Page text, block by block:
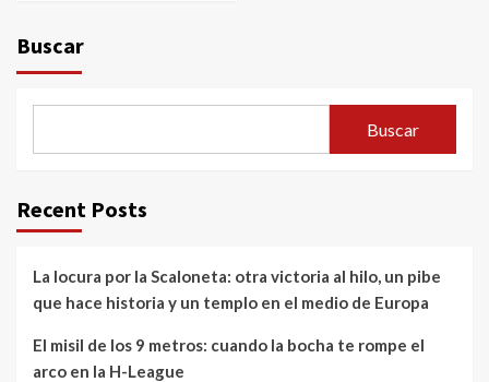
Buscar
Buscar
Recent Posts
La locura por la Scaloneta: otra victoria al hilo, un pibe
que hace historia y un templo en el medio de Europa
El misil de los 9 metros: cuando la bocha te rompe el
arco en la H-League